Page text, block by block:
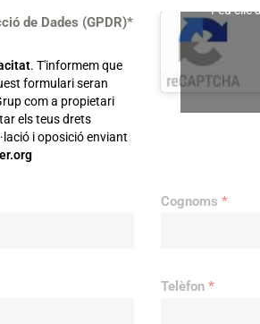
de Dades (GPDR)*
. T'informem que
formulari seran
com a propietari
els teus drets
i oposició enviant
Feu clic
Cognoms *
Telèfon *